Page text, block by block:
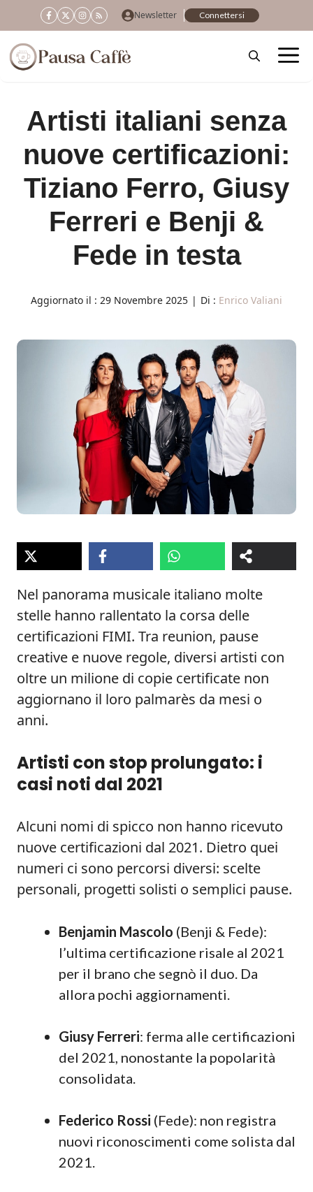
al
contenuto
Newsletter Connettersi
Artisti italiani senza
nuove certificazioni:
Tiziano Ferro, Giusy
Ferreri e Benji &
Fede in testa
Aggiornato il : 29 Novembre 2025 | Di : Enrico Valiani
Nel panorama musicale italiano molte
stelle hanno rallentato la corsa delle
certificazioni FIMI. Tra reunion, pause
creative e nuove regole, diversi artisti con
oltre un milione di copie certificate non
aggiornano il loro palmarès da mesi o
anni.
Artisti con stop prolungato: i
casi noti dal 2021
Alcuni nomi di spicco non hanno ricevuto
nuove certificazioni dal 2021. Dietro quei
numeri ci sono percorsi diversi: scelte
personali, progetti solisti o semplici pause.
Benjamin Mascolo (Benji & Fede):
l’ultima certificazione risale al 2021
per il brano che segnò il duo. Da
allora pochi aggiornamenti.
Giusy Ferreri: ferma alle certificazioni
del 2021, nonostante la popolarità
consolidata.
Federico Rossi (Fede): non registra
nuovi riconoscimenti come solista dal
2021.